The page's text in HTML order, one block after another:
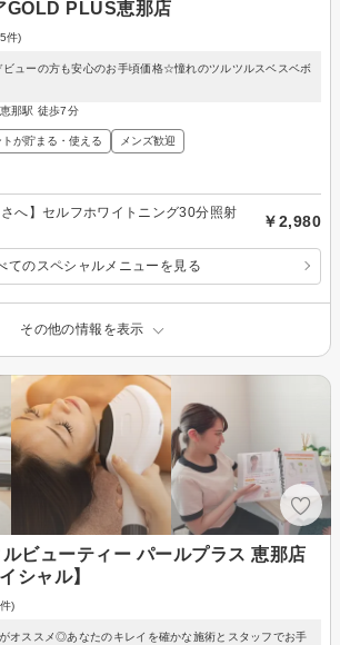
GOLD PLUS恵那店
件)
ビューの方も安心のお手頃価格☆憧れのツルツルスベスベボ
那駅 徒歩7分
トが貯まる・使える メンズ歓迎
さへ】セルフホワイトニング30分照射
￥2,980
てのスペシャルメニューを見る
その他の情報を表示
ビューティー パールプラス 恵那店
シャル】
)
オススメ◎あなたのキレイを確かな施術とスタッフでお手